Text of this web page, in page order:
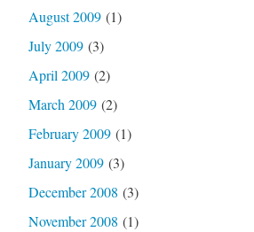
August 2009(1)
July 2009(3)
April 2009(2)
March 2009(2)
February 2009(1)
January 2009(3)
December 2008 (3)
November 2008 (1)